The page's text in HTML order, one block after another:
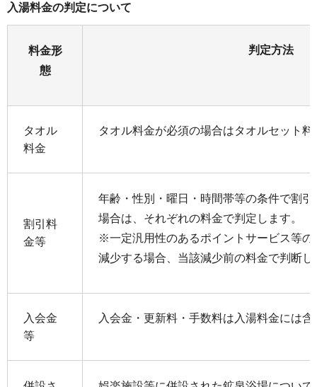
入湯料金の判定について
料金形
態
判定方法
タオル
料金
タオル料金が必須の場合はタオルセット
割引料
金等
年齢・性別・曜日・時間帯等の条件で割
場合は、それぞれの料金で判定します。
※一定汎用性のあるポイントサービス等の
減少する場合、当該減少前の料金で判断し
入会金
等
入会金・更新料・手数料は入湯料金には